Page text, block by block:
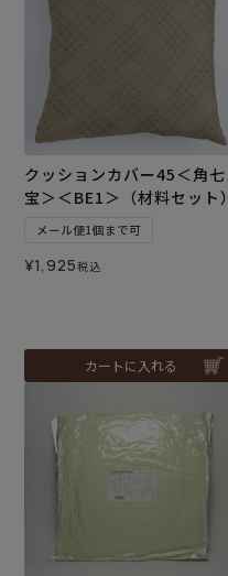
クッションカバー45＜角七
宝＞＜BE1＞（材料セット）
メール便1個まで可
¥1,925税込
カートに入れる